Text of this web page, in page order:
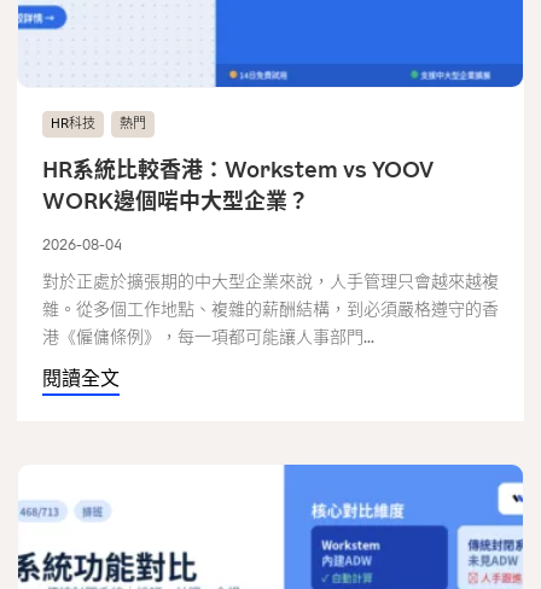
HR科技 熱門
HR系統比較香港：Workstem vs YOOV
WORK邊個啱中大型企業？
2026-08-04
對於正處於擴張期的中大型企業來說，人手管理只會越來越複
雜。從多個工作地點、複雜的薪酬結構，到必須嚴格遵守的香
港《僱傭條例》，每一項都可能讓人事部門...
閱讀全文